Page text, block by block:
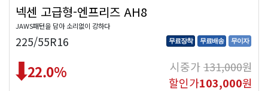
넥센 고급형-엔프리즈 AH8
JAWS패턴을 담아 소리없이 강하다
225/55R16 무료장착 무료배송 무이자
22.0% 시중가131,000원
할인가103,000원